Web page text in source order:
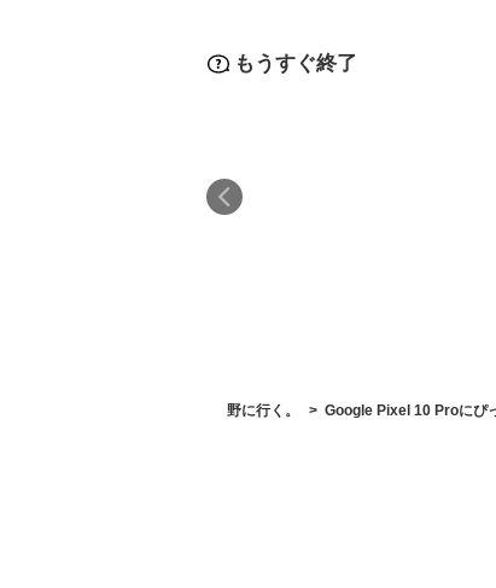
もうすぐ終了
野に行く。 Google Pixel 10 Proにぴ